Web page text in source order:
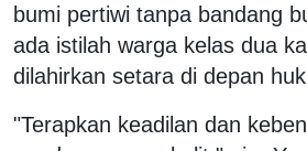
bumi pertiwi tanpa bandang
ada istilah warga kelas dua
dilahirkan setara di depan
"Terapkan keadilan dan